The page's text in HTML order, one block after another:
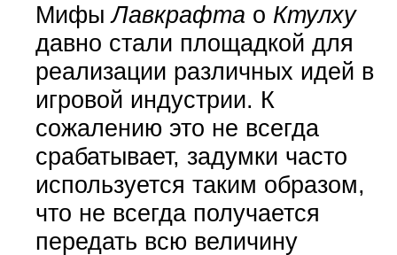
МифыЛавкрафта о Ктулху
давно стали площадкой для
реализации различных идей в
игровой индустрии. К
сожалению это не всегда
срабатывает, задумки часто
используется таким образом,
что не всегда получается
передать всю величину